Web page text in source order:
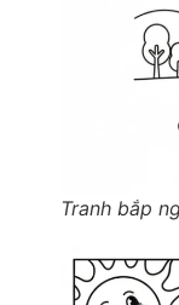
Tranh bắp